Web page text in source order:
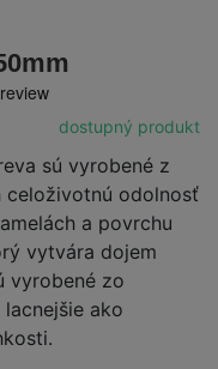
dostupný produkt
sú vyrobené z
celoživotnú odolnosť
a povrchu
vytvára dojem
vyrobené zo
lacnejšie ako